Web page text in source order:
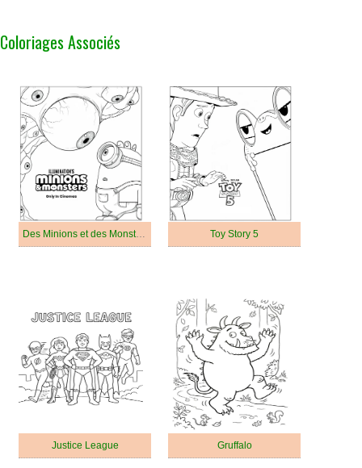
Coloriages Associés
Des Minions et des Monstres Toy Story 5
Justice League Gruffalo